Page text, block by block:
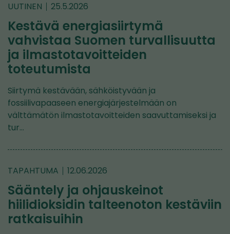
UUTINEN 25.5.2026
Kestävä energiasiirtymä
vahvistaa Suomen turvallisuutta
ja ilmastotavoitteiden
toteutumista
Siirtymä kestävään, sähköistyvään ja
fossiilivapaaseen energiajärjestelmään on
välttämätön ilmastotavoitteiden saavuttamiseksi ja
tur…
TAPAHTUMA 12.06.2026
Sääntely ja ohjauskeinot
hiilidioksidin talteenoton kestäviin
ratkaisuihin